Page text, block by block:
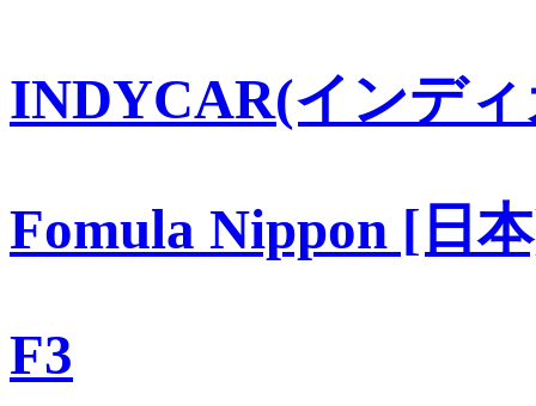
INDYCAR(インデ
Fomula Nippon [日
F3